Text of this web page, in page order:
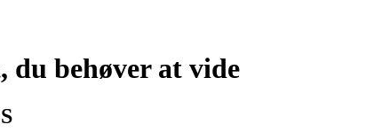
du behøver at vide